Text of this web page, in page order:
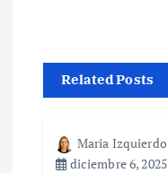
Related Posts
Maria Izquierdo
diciembre 6, 2025